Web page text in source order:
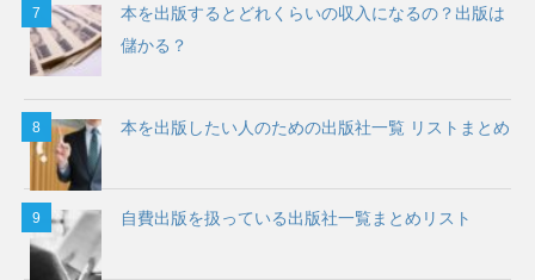
本を出版するとどれくらいの収入になるの？出版は
儲かる？
本を出版したい人のための出版社一覧 リストまとめ
自費出版を扱っている出版社一覧まとめリスト